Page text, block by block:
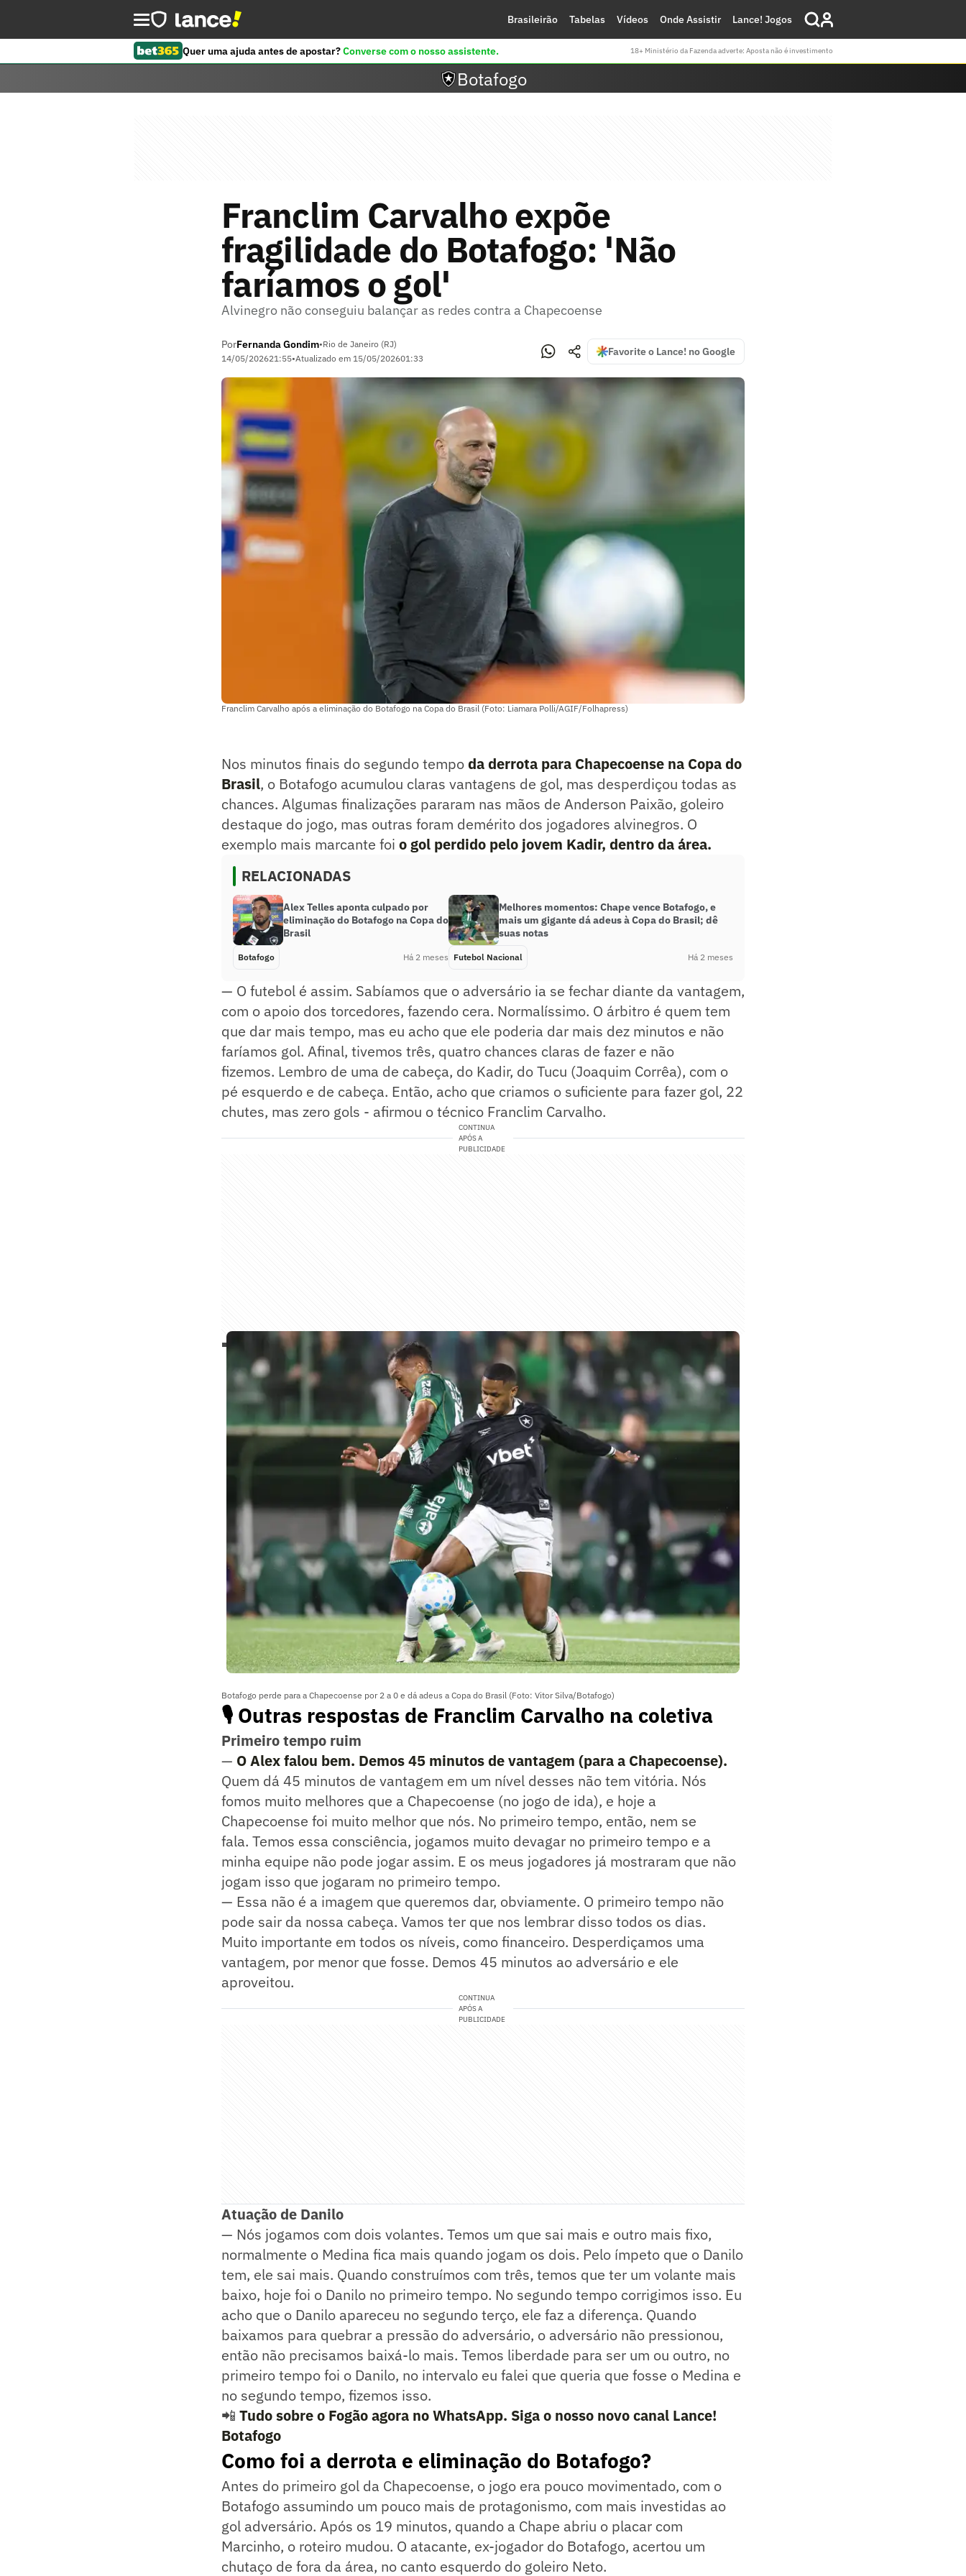
Brasileirão Tabelas Vídeos Onde Assistir Lance! Jogos
Quer uma ajuda antes de apostar?Converse com o nosso assistente. 18+ Ministério da Fazenda adverte: Aposta não é investimento
Botafogo
Franclim Carvalho expõe
fragilidade do Botafogo: 'Não
faríamos o gol'
Alvinegro não conseguiu balançar as redes contra a Chapecoense
PorFernanda Gondim•Rio de Janeiro (RJ)
14/05/202621:55•Atualizado em 15/05/202601:33
Favorite o Lance! no Google
Franclim Carvalho após a eliminação do Botafogo na Copa do Brasil (Foto: Liamara Polli/AGIF/Folhapress)
Nos minutos finais do segundo tempoda derrota para Chapecoense na Copa do
Brasil, o Botafogo acumulou claras vantagens de gol, mas desperdiçou todas as
chances. Algumas finalizações pararam nas mãos de Anderson Paixão, goleiro
destaque do jogo, mas outras foram demérito dos jogadores alvinegros. O
exemplo mais marcante foi o gol perdido pelo jovem Kadir, dentro da área.
RELACIONADAS
Alex Telles aponta culpado por
eliminação do Botafogo na Copa do
Brasil
Botafogo Há 2 meses
Melhores momentos: Chape vence Botafogo, e
mais um gigante dá adeus à Copa do Brasil; dê
suas notas
Futebol Nacional Há 2 meses
— O futebol é assim. Sabíamos que o adversário ia se fechar diante da vantagem,
com o apoio dos torcedores, fazendo cera. Normalíssimo. O árbitro é quem tem
que dar mais tempo, mas eu acho que ele poderia dar mais dez minutos e não
faríamos gol. Afinal, tivemos três, quatro chances claras de fazer e não
fizemos. Lembro de uma de cabeça, do Kadir, do Tucu (Joaquim Corrêa), com o
pé esquerdo e de cabeça. Então, acho que criamos o suficiente para fazer gol, 22
chutes, mas zero gols - afirmou o técnico Franclim Carvalho.
CONTINUA
APÓS A
PUBLICIDADE
➡️ Alex Telles aponta culpado por eliminação do Botafogo na Copa do Brasil
Botafogo perde para a Chapecoense por 2 a 0 e dá adeus a Copa do Brasil (Foto: Vitor Silva/Botafogo)
🎙️ Outras respostas de Franclim Carvalho na coletiva
Primeiro tempo ruim
— O Alex falou bem. Demos 45 minutos de vantagem (para a Chapecoense).
Quem dá 45 minutos de vantagem em um nível desses não tem vitória. Nós
fomos muito melhores que a Chapecoense (no jogo de ida), e hoje a
Chapecoense foi muito melhor que nós. No primeiro tempo, então, nem se
fala. Temos essa consciência, jogamos muito devagar no primeiro tempo e a
minha equipe não pode jogar assim. E os meus jogadores já mostraram que não
jogam isso que jogaram no primeiro tempo.
— Essa não é a imagem que queremos dar, obviamente. O primeiro tempo não
pode sair da nossa cabeça. Vamos ter que nos lembrar disso todos os dias.
Muito importante em todos os níveis, como financeiro. Desperdiçamos uma
vantagem, por menor que fosse. Demos 45 minutos ao adversário e ele
aproveitou.
CONTINUA
APÓS A
PUBLICIDADE
Atuação de Danilo
— Nós jogamos com dois volantes. Temos um que sai mais e outro mais fixo,
normalmente o Medina fica mais quando jogam os dois. Pelo ímpeto que o Danilo
tem, ele sai mais. Quando construímos com três, temos que ter um volante mais
baixo, hoje foi o Danilo no primeiro tempo. No segundo tempo corrigimos isso. Eu
acho que o Danilo apareceu no segundo terço, ele faz a diferença. Quando
baixamos para quebrar a pressão do adversário, o adversário não pressionou,
então não precisamos baixá-lo mais. Temos liberdade para ser um ou outro, no
primeiro tempo foi o Danilo, no intervalo eu falei que queria que fosse o Medina e
no segundo tempo, fizemos isso.
📲 Tudo sobre o Fogão agora no WhatsApp. Siga o nosso novo canal Lance!
Botafogo
Como foi a derrota e eliminação do Botafogo?
Antes do primeiro gol da Chapecoense, o jogo era pouco movimentado, com o
Botafogo assumindo um pouco mais de protagonismo, com mais investidas ao
gol adversário. Após os 19 minutos, quando a Chape abriu o placar com
Marcinho, o roteiro mudou. O atacante, ex-jogador do Botafogo, acertou um
chutaço de fora da área, no canto esquerdo do goleiro Neto.